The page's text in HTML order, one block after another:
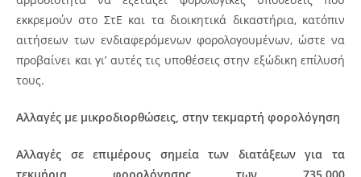
εκκρεμούν στο ΣτΕ και τα διοικητικά δικαστήρια, κατόπιν
αιτήσεων των ενδιαφερόμενων φορολογουμένων, ώστε να
προβαίνει και γι’ αυτές τις υποθέσεις στην εξώδικη επίλυσή
τους.
Αλλαγές με μικροδιορθώσεις, στην τεκμαρτή φορολόγηση
Αλλαγές σε επιμέρους σημεία των διατάξεων για τα